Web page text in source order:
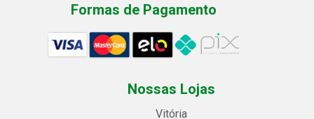
Formas de Pagamento
Nossas Lojas
Vitória